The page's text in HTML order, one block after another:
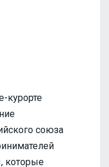
курорте
союза
которые